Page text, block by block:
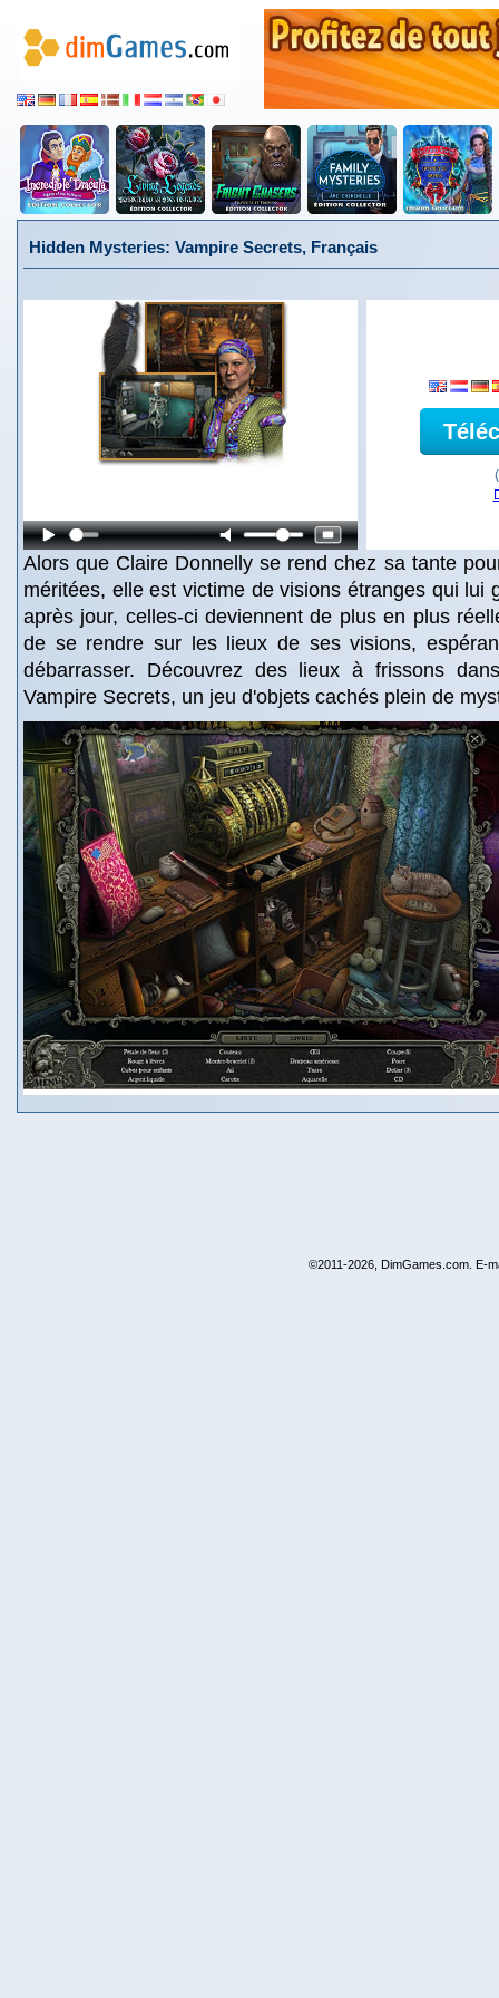
Hidden Mysteries: Vampire Secrets, Français
Alors que Claire Donnelly se rend chez sa tante
méritées, elle est victime de visions étranges qui lui
après jour, celles-ci deviennent de plus en plus
de se rendre sur les lieux de ses visions,
débarrasser. Découvrez des lieux à frissons
Vampire Secrets, un jeu d'objets cachés plein de
©2011-2026, DimGames.com. E-